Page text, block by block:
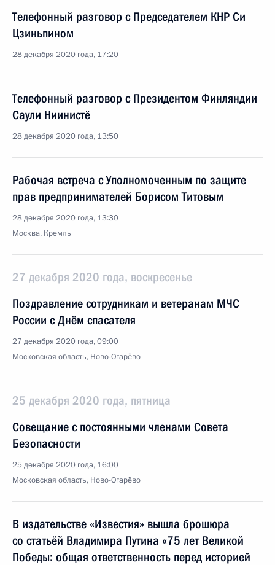
Телефонный разговор с Председателем КНР Си
Цзиньпином
28 декабря 2020 года, 17:20
Телефонный разговор с Президентом Финляндии
Саули Ниинистё
28 декабря 2020 года, 13:50
Рабочая встреча с Уполномоченным по защите
прав предпринимателей Борисом Титовым
28 декабря 2020 года, 13:30
Москва, Кремль
27 декабря 2020 года, воскресенье
Поздравление сотрудникам и ветеранам МЧС
России с Днём спасателя
27 декабря 2020 года, 09:00
Московская область, Ново-Огарёво
25 декабря 2020 года, пятница
Совещание с постоянными членами Совета
Безопасности
25 декабря 2020 года, 16:00
Московская область, Ново-Огарёво
В издательстве «Известия» вышла брошюра
со статьёй Владимира Путина «75 лет Великой
Победы: общая ответственность перед историей